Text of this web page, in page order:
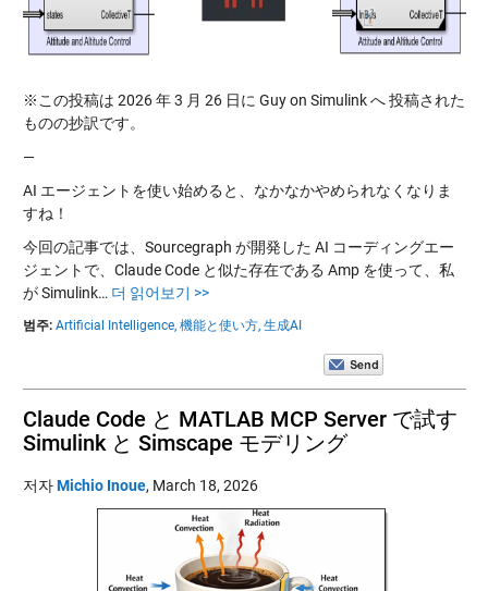
※この投稿は 2026 年 3 月 26 日に Guy on Simulink へ 投稿された
ものの抄訳です。
—
AI エージェントを使い始めると、なかなかやめられなくなりま
すね！
今回の記事では、Sourcegraph が開発した AI コーディングエー
ジェントで、Claude Code と似た存在である Amp を使って、私
が Simulink… 더 읽어보기 >>
범주: Artificial Intelligence, 機能と使い方, 生成AI
Claude Code と MATLAB MCP Server で試す
Simulink と Simscape モデリング
저자Michio Inoue, March 18, 2026